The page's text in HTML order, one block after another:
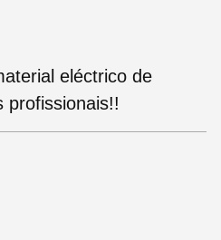
eléctrico de
profissionais!!